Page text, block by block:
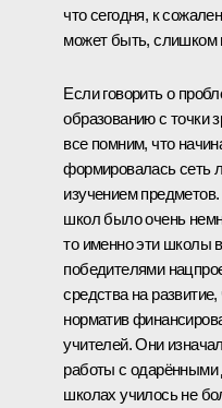
что сегодня, к
может быть, слишком
Если говорить о
образованию с точки
все помним, что
формировалась сеть
изучением
школ было очень
то именно эти школы
победителями
средства на
норматив
учителей. Они
работы с одарёнными
школах училось не